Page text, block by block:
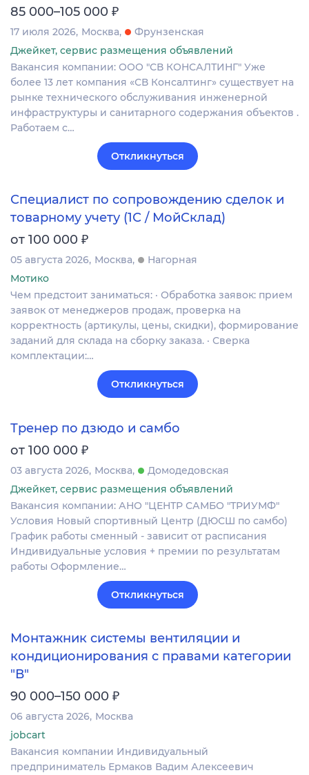
85 000–105 000 ₽
17 июля 2026 Москва
Фрунзенская
Джейкет, сервис размещения объявлений
Вакансия компании: ООО "СВ КОНСАЛТИНГ" Уже
более 13 лет компания «СВ Консалтинг» существует на
рынке технического обслуживания инженерной
инфраструктуры и санитарного содержания объектов .
Работаем с…
Откликнуться
Специалист по сопровождению сделок и
товарному учету (1С / МойСклад)
от 100 000 ₽
05 августа 2026 Москва
Нагорная
Мотико
Чем предстоит заниматься: · Обработка заявок: прием
заявок от менеджеров продаж, проверка на
корректность (артикулы, цены, скидки), формирование
заданий для склада на сборку заказа. · Сверка
комплектации:…
Откликнуться
Тренер по дзюдо и самбо
от 100 000 ₽
03 августа 2026 Москва
Домодедовская
Джейкет, сервис размещения объявлений
Вакансия компании: АНО "ЦЕНТР САМБО "ТРИУМФ"
Условия Новый спортивный Центр (ДЮСШ по самбо)
График работы сменный - зависит от расписания
Индивидуальные условия + премии по результатам
работы Оформление…
Откликнуться
Монтажник системы вентиляции и
кондиционирования с правами категории
"В"
90 000–150 000 ₽
06 августа 2026 Москва
jobcart
Вакансия компании Индивидуальный
предприниматель Ермаков Вадим Алексеевич